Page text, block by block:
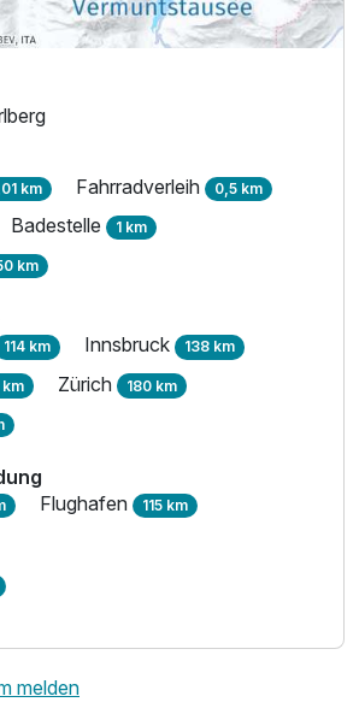
km Fahrradverleih 0,5 km
Badestelle 1 km
km
114 km Innsbruck 138 km
km Zürich 180 km
Flughafen 115 km
melden